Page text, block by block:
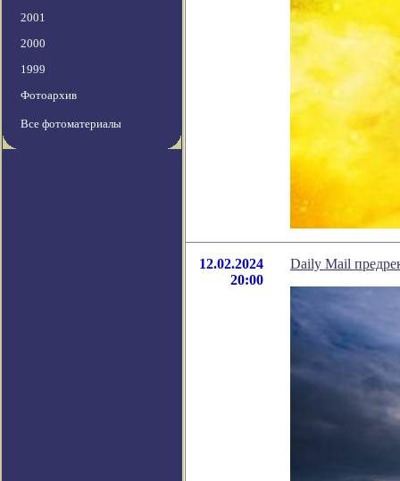
2001
2000
1999
Фотоархив
Все фотоматериалы
12.02.2024
20:00
Daily Mail